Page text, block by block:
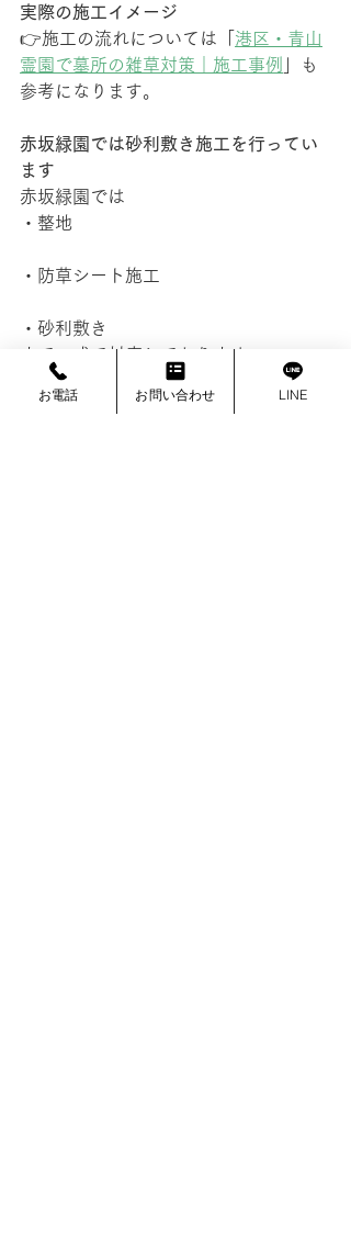
実際の施工イメージ
👉施工の流れについては「 港区・青山
霊園で墓所の雑草対策｜施工事例
」も
参考になります。
赤坂緑園では砂利敷き施工を行ってい
ます
赤坂緑園では
・整地
・防草シート施工
・砂利敷き
まで一式で対応しております。
東京23区（世田谷区・大田区・目黒区
など）および近郊エリア（三郷市・流
お電話 お問い合わせ LINE